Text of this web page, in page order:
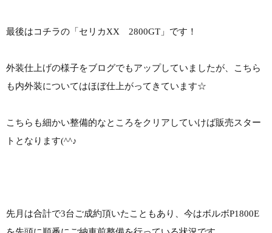
最後はコチラの「セリカXX 2800GT」です！
外装仕上げの様子をブログでもアップしていましたが、こちら
も内外装についてはほぼ仕上がってきています☆
こちらも細かい整備的なところをクリアしていけば販売スター
トとなります(^^♪
先月は合計で3台ご成約頂いたこともあり、今はボルボP1800E